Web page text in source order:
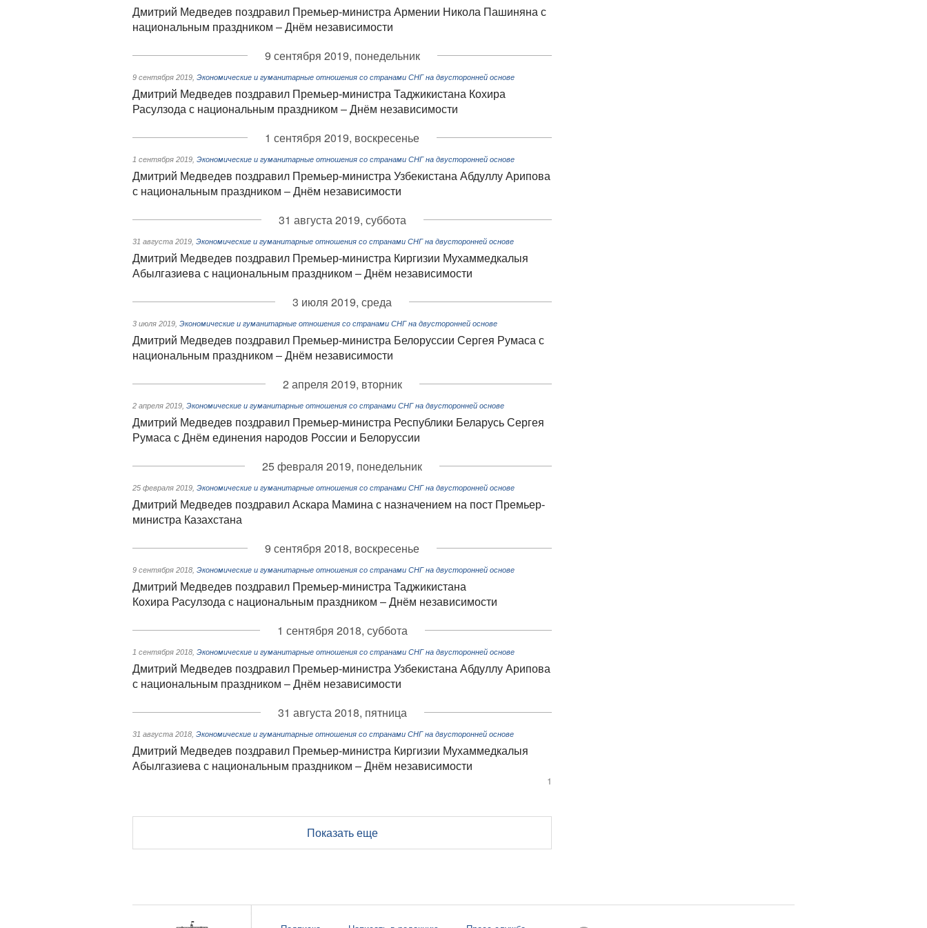
Дмитрий Медведев поздравил Премьер-министра Армении Никола Пашиняна с
национальным праздником – Днём независимости
9 сентября 2019, понедельник
9 сентября 2019 Экономические и гуманитарные отношения со странами СНГ на двусторонней основе
Дмитрий Медведев поздравил Премьер-министра Таджикистана Кохира
Расулзода с национальным праздником – Днём независимости
1 сентября 2019, воскресенье
1 сентября 2019 Экономические и гуманитарные отношения со странами СНГ на двусторонней основе
Дмитрий Медведев поздравил Премьер-министра Узбекистана Абдуллу Арипова
с национальным праздником – Днём независимости
31 августа 2019, суббота
31 августа 2019 Экономические и гуманитарные отношения со странами СНГ на двусторонней основе
Дмитрий Медведев поздравил Премьер-министра Киргизии Мухаммедкалыя
Абылгазиева с национальным праздником – Днём независимости
3 июля 2019, среда
3 июля 2019 Экономические и гуманитарные отношения со странами СНГ на двусторонней основе
Дмитрий Медведев поздравил Премьер-министра Белоруссии Сергея Румаса с
национальным праздником – Днём независимости
2 апреля 2019, вторник
2 апреля 2019 Экономические и гуманитарные отношения со странами СНГ на двусторонней основе
Дмитрий Медведев поздравил Премьер-министра Республики Беларусь Сергея
Румаса с Днём единения народов России и Белоруссии
25 февраля 2019, понедельник
25 февраля 2019 Экономические и гуманитарные отношения со странами СНГ на двусторонней основе
Дмитрий Медведев поздравил Аскара Мамина с назначением на пост Премьер-
министра Казахстана
9 сентября 2018, воскресенье
9 сентября 2018 Экономические и гуманитарные отношения со странами СНГ на двусторонней основе
Дмитрий Медведев поздравил Премьер-министра Таджикистана
Кохира Расулзода с национальным праздником – Днём независимости
1 сентября 2018, суббота
1 сентября 2018 Экономические и гуманитарные отношения со странами СНГ на двусторонней основе
Дмитрий Медведев поздравил Премьер-министра Узбекистана Абдуллу Арипова
с национальным праздником – Днём независимости
31 августа 2018, пятница
31 августа 2018 Экономические и гуманитарные отношения со странами СНГ на двусторонней основе
Дмитрий Медведев поздравил Премьер-министра Киргизии Мухаммедкалыя
Абылгазиева с национальным праздником – Днём независимости
1
Показать еще